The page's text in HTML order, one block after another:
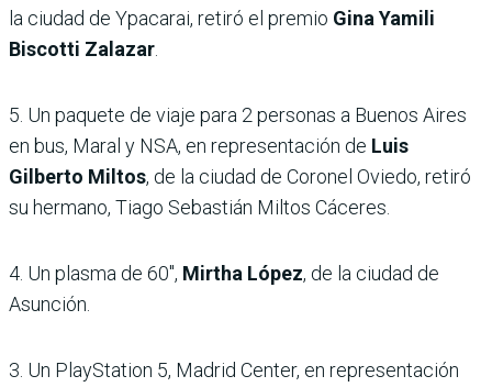
la ciudad de Ypacarai, retiró el premio Gina Yamili
Biscotti Zalazar
5. Un paquete de viaje para 2 personas a Buenos Aires
en bus, Maral y NSA, en representación de Luis
Gilberto Miltos, de la ciudad de Coronel Oviedo, retiró
su hermano, Tiago Sebastián Miltos Cáceres.
4. Un plasma de 60′', Mirtha López, de la ciudad de
Asunción.
3. Un PlayStation 5, Madrid Center, en representación